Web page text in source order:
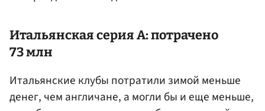
Итальянская серия А: потрачено
73 млн
Итальянские клубы потратили зимой меньше
денег, чем англичане, а могли бы и еще меньше,